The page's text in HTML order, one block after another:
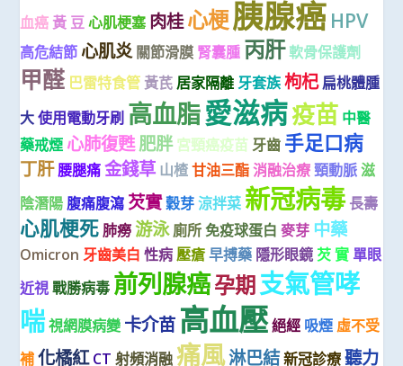
血癌 黃 豆 心肌梗塞 肉桂心梗胰腺癌 HPV
高危結節 心肌炎 關節滑膜 腎囊腫 丙肝軟骨保護劑
甲醛 巴雷特食管 黃芪 居家隔離 牙套族 枸杞 扁桃體腫
大 使用電動牙刷 高血脂愛滋病疫苗 中醫
藥戒煙 心肺復甦肥胖 宮頸癌疫苗 牙齒 手足口病
丁肝腰腿痛 金錢草 山楂 甘油三酯 消融治療 頸動脈 滋
陰潛陽 腹痛腹瀉 芡實穀芽 涼拌菜 新冠病毒 長壽
心肌梗死 肺癆 游泳 廁所 免疫球蛋白 麥芽 中藥
Omicron 牙齒美白 性病 壓瘡 早搏藥 隱形眼鏡 芡 實 單眼
近視 戰勝病毒 前列腺癌孕期支氣管哮
喘視網膜病變 卡介苗 高血壓絕經 吸煙 虛不受
補 化橘紅 CT 射頻消融 痛風淋巴結新冠診療 聽力